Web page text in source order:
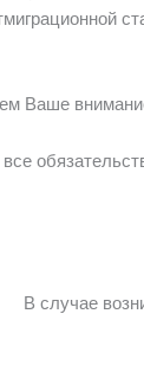
Ваше
В случае